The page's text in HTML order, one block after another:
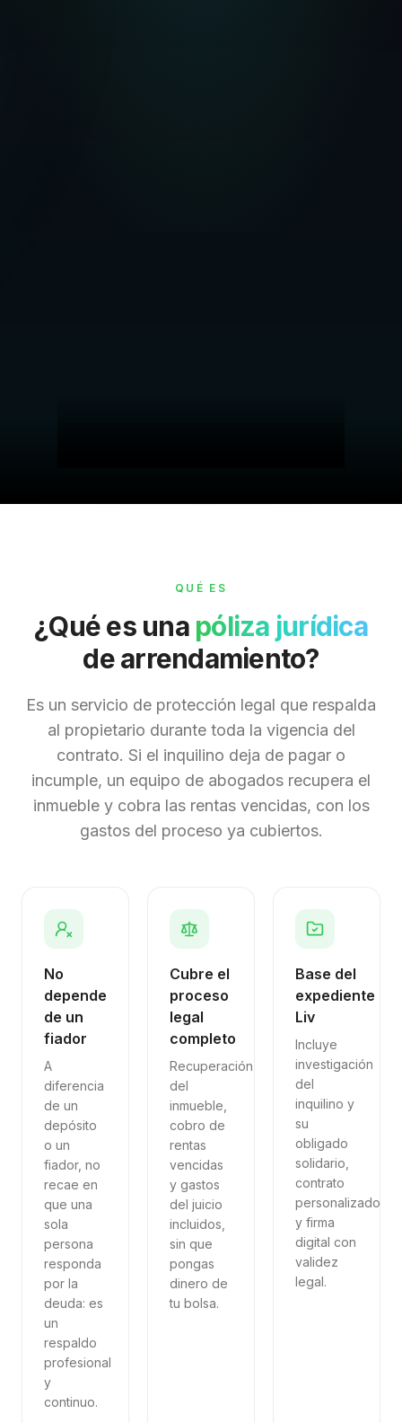
QUÉ ES
¿Qué es una póliza jurídica
de arrendamiento?
Es un servicio de protección legal que respalda
al propietario durante toda la vigencia del
contrato. Si el inquilino deja de pagar o
incumple, un equipo de abogados recupera el
inmueble y cobra las rentas vencidas, con los
gastos del proceso ya cubiertos.
No
depende
de un
fiador
A
diferencia
de un
depósito
o un
fiador, no
recae en
que una
sola
persona
responda
por la
deuda: es
un
respaldo
profesional
y
continuo.
Cubre el
proceso
legal
completo
Recuperación
del
inmueble,
cobro de
rentas
vencidas
y gastos
del juicio
incluidos,
sin que
pongas
dinero de
tu bolsa.
Base del
expediente
Liv
Incluye
investigación
del
inquilino y
su
obligado
solidario,
contrato
personalizado
y firma
digital con
validez
legal.